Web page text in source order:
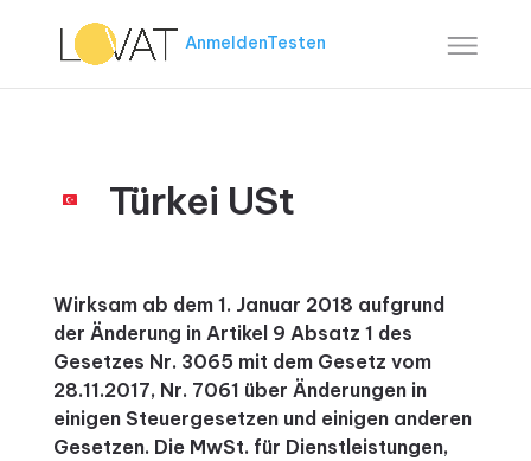
AnmeldenTesten
Türkei USt
Wirksam ab dem 1. Januar 2018 aufgrund
der Änderung in Artikel 9 Absatz 1 des
Gesetzes Nr. 3065 mit dem Gesetz vom
28.11.2017, Nr. 7061 über Änderungen in
einigen Steuergesetzen und einigen anderen
Gesetzen. Die MwSt. für Dienstleistungen,